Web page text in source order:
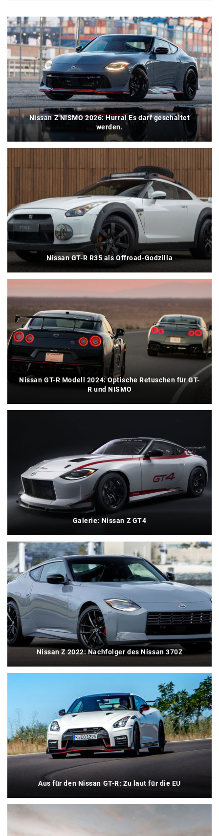
Nissan Z NISMO 2026: Hurra! Es darf geschaltet
werden.
Nissan GT-R R35 als Offroad-Godzilla
Nissan GT-R Modell 2024: Optische Retuschen für GT-
R und NISMO
Galerie: Nissan Z GT4
Nissan Z 2022: Nachfolger des Nissan 370Z
Aus für den Nissan GT-R: Zu laut für die EU